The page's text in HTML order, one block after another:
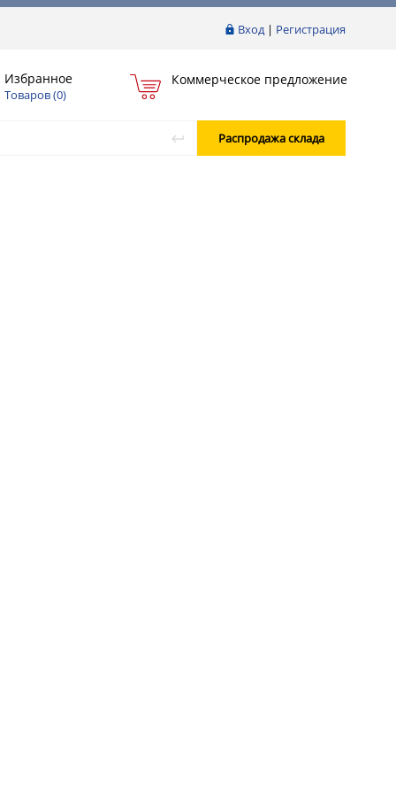
Вход| Регистрация
Избранное
Товаров (0)
Коммерческое предложение
Распродажа склада